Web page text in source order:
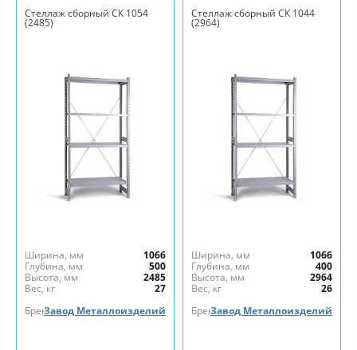
Стеллаж сборный СК 1054
(2485)
Ширина, мм
1066
Глубина, мм
500
Высота, мм
2485
Вес, кг
27
БрендЗавод Металлоизделий
Стеллаж сборный СК 1044
(2964)
Ширина, мм
1066
Глубина, мм
400
Высота, мм
2964
Вес, кг
26
БрендЗавод Металлоизделий